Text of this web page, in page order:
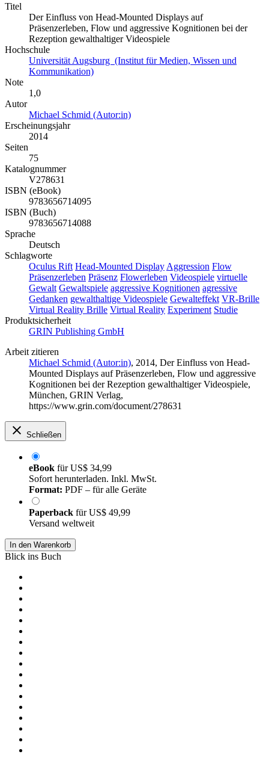
Titel
Der Einfluss von Head-Mounted Displays auf
Präsenzerleben, Flow und aggressive Kognitionen bei der
Rezeption gewalthaltiger Videospiele
Hochschule
Universität Augsburg (Institut für Medien, Wissen und
Kommunikation)
Note
1,0
Autor
Michael Schmid (Autor:in)
Erscheinungsjahr
2014
Seiten
75
Katalognummer
V278631
ISBN (eBook)
9783656714095
ISBN (Buch)
9783656714088
Sprache
Deutsch
Schlagworte
Oculus Rift Head-Mounted Display Aggression Flow
Präsenzerleben Präsenz Flowerleben Videospiele virtuelle
Gewalt Gewaltspiele aggressive Kognitionen agressive
Gedanken gewalthaltige Videospiele Gewalteffekt VR-Brille
Virtual Reality Brille Virtual Reality Experiment Studie
Produktsicherheit
GRIN Publishing GmbH
Arbeit zitieren
Michael Schmid (Autor:in), 2014, Der Einfluss von Head-
Mounted Displays auf Präsenzerleben, Flow und aggressive
Kognitionen bei der Rezeption gewalthaltiger Videospiele,
München, GRIN Verlag,
https://www.grin.com/document/278631
Schließen
eBook fürUS$ 34,99
Sofort herunterladen. Inkl. MwSt.
Format: PDF – für alle Geräte
Paperback fürUS$ 49,99
Versand weltweit
In den Warenkorb
Blick ins Buch